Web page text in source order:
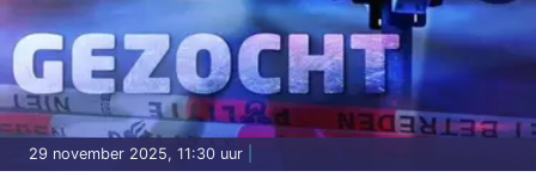
29 november 2025, 11:30 uur